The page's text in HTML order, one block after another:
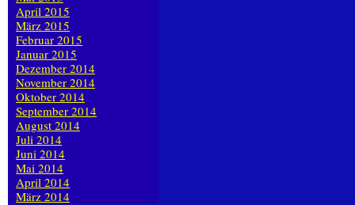
April 2015
März 2015
Februar 2015
Januar 2015
Dezember 2014
November 2014
Oktober 2014
September 2014
August 2014
Juli 2014
Juni 2014
Mai 2014
April 2014
März 2014